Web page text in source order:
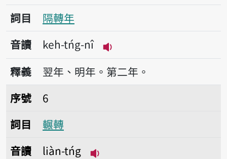
詞目
隔轉年
音讀
keh-tńg-nî
播放音讀keh-tńg-nî
釋義
翌年、明年。第二年。
序號6輾轉
序號
6
詞目
輾轉
音讀
liàn-tńg